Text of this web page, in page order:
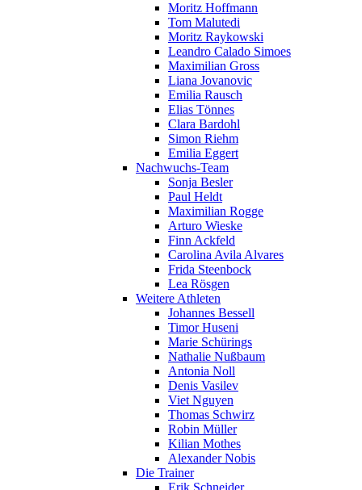
Moritz Hoffmann
Tom Malutedi
Moritz Raykowski
Leandro Calado Simoes
Maximilian Gross
Liana Jovanovic
Emilia Rausch
Elias Tönnes
Clara Bardohl
Simon Riehm
Emilia Eggert
Nachwuchs-Team
Sonja Besler
Paul Heldt
Maximilian Rogge
Arturo Wieske
Finn Ackfeld
Carolina Avila Alvares
Frida Steenbock
Lea Rösgen
Weitere Athleten
Johannes Bessell
Timor Huseni
Marie Schürings
Nathalie Nußbaum
Antonia Noll
Denis Vasilev
Viet Nguyen
Thomas Schwirz
Robin Müller
Kilian Mothes
Alexander Nobis
Die Trainer
Erik Schneider